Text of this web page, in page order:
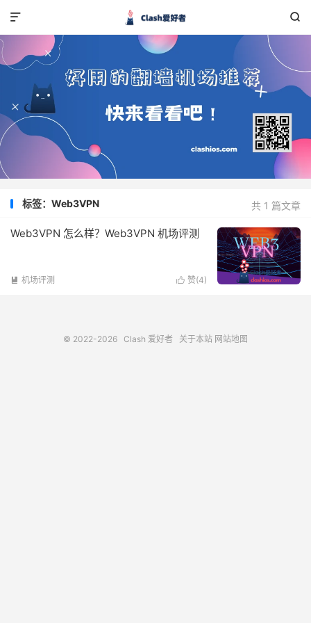


共 1 篇文章
标签：Web3VPN
Web3VPN 怎么样？Web3VPN 机场评测
 赞(4)
 机场评测
© 2022-2026 Clash 爱好者 关于本站 网站地图